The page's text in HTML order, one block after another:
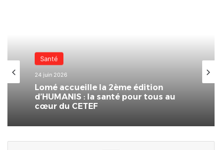
Santé
24 juin 2026
Nationale
CETEF Togo 2000 –
(FEST’IMMO/SOLARDAYZ : un franc
succès pour l’édition 2026 du Salon
de l’immobilier et de l’habitat